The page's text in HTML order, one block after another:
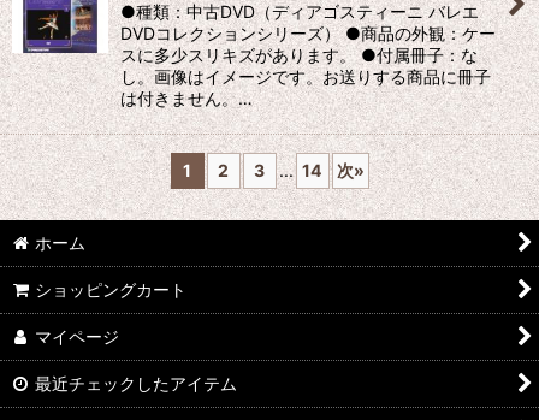
●種類：中古DVD（ディアゴスティーニ バレエ
DVDコレクションシリーズ） ●商品の外観：ケー
スに多少スリキズがあります。 ●付属冊子：な
し。画像はイメージです。お送りする商品に冊子
は付きません。…
1 2 3 ... 14 次»
ホーム
ショッピングカート
マイページ
最近チェックしたアイテム